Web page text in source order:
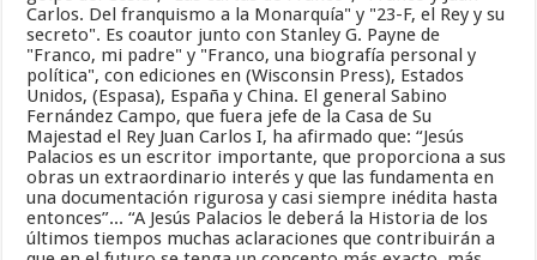
Carlos. Del franquismo a la Monarquía" y "23-F, el Rey y su
secreto". Es coautor junto con Stanley G. Payne de
"Franco, mi padre" y "Franco, una biografía personal y
política", con ediciones en (Wisconsin Press), Estados
Unidos, (Espasa), España y China. El general Sabino
Fernández Campo, que fuera jefe de la Casa de Su
Majestad el Rey Juan Carlos I, ha afirmado que: “Jesús
Palacios es un escritor importante, que proporciona a sus
obras un extraordinario interés y que las fundamenta en
una documentación rigurosa y casi siempre inédita hasta
entonces”... “A Jesús Palacios le deberá la Historia de los
últimos tiempos muchas aclaraciones que contribuirán a